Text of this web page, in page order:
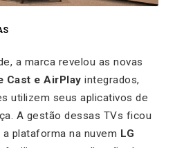
a marca revelou as novas
Cast e AirPlay integrados,
utilizem seus aplicativos de
A gestão dessas TVs ficou
plataforma na nuvem LG